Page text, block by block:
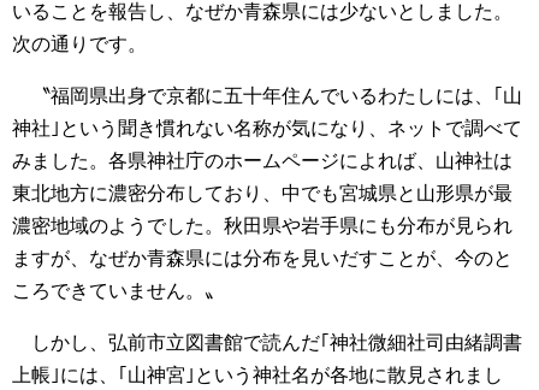
いることを報告し、なぜか青森県には少ないとしました。
次の通りです。
〝福岡県出身で京都に五十年住んでいるわたしには、｢山
神社｣という聞き慣れない名称が気になり、ネットで調べて
みました。各県神社庁のホームページによれば、山神社は
東北地方に濃密分布しており、中でも宮城県と山形県が最
濃密地域のようでした。秋田県や岩手県にも分布が見られ
ますが、なぜか青森県には分布を見いだすことが、今のと
ころできていません。〟
しかし、弘前市立図書館で読んだ｢神社微細社司由緒調書
上帳｣には、｢山神宮｣という神社名が各地に散見されまし